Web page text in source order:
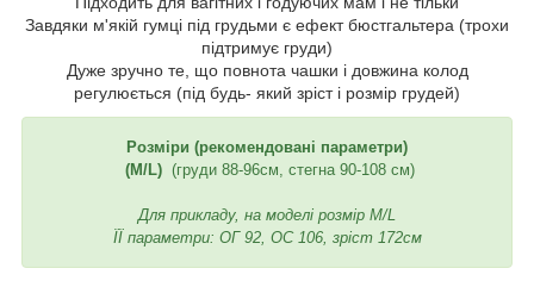
Завдяки м'якій гумці під грудьми є ефект бюстгальтера (трохи
підтримує груди)
Дуже зручно те, що повнота чашки і довжина колод
регулюється (під будь- який зріст і розмір грудей)
Розміри (рекомендовані параметри)
(M/L)(груди 88-96см, стегна 90-108 см)
Для прикладу, на моделі розмір M/L
ЇЇ параметри: ОГ 92, ОС 106, зріст 172см